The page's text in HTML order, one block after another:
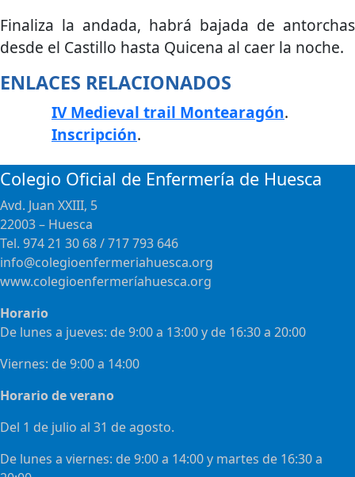
Finaliza la andada, habrá bajada de antorchas
desde el Castillo hasta Quicena al caer la noche.
ENLACES RELACIONADOS
IV Medieval trail Montearagón.
Inscripción.
Colegio Oficial de Enfermería de Huesca
Avd. Juan XXIII, 5
22003 – Huesca
Tel. 974 21 30 68 / 717 793 646
info@colegioenfermeriahuesca.org
www.colegioenfermeríahuesca.org
Horario
De lunes a jueves: de 9:00 a 13:00 y de 16:30 a 20:00
Viernes: de 9:00 a 14:00
Horario de verano
Del 1 de julio al 31 de agosto.
De lunes a viernes: de 9:00 a 14:00 y martes de 16:30 a